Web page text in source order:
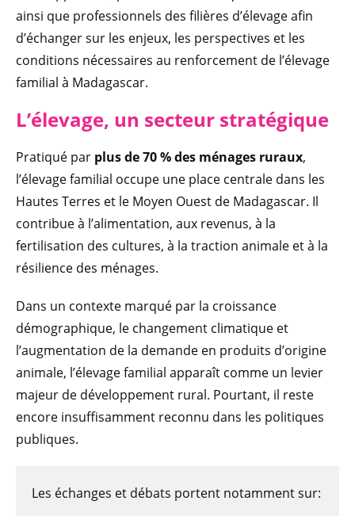
ainsi que professionnels des filières d’élevage afin
d’échanger sur les enjeux, les perspectives et les
conditions nécessaires au renforcement de l’élevage
familial à Madagascar.
L’élevage, un secteur stratégique
Pratiqué par plus de 70 % des ménages ruraux,
l’élevage familial occupe une place centrale dans les
Hautes Terres et le Moyen Ouest de Madagascar. Il
contribue à l’alimentation, aux revenus, à la
fertilisation des cultures, à la traction animale et à la
résilience des ménages.
Dans un contexte marqué par la croissance
démographique, le changement climatique et
l’augmentation de la demande en produits d’origine
animale, l’élevage familial apparaît comme un levier
majeur de développement rural. Pourtant, il reste
encore insuffisamment reconnu dans les politiques
publiques.
Les échanges et débats portent notamment sur: